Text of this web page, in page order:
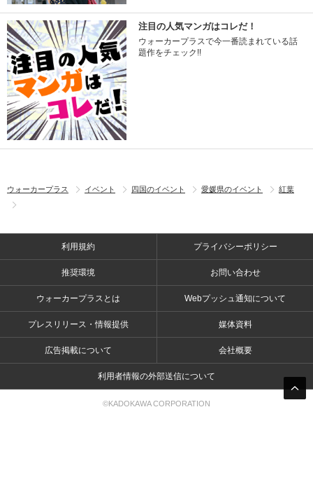
注目の人気マンガはコレだ！
ウォーカープラスで今一番読まれている話
題作をチェック!!
ウォーカープラス イベント 四国のイベント 愛媛県のイベント 紅葉
利用規約 プライバシーポリシー
推奨環境 お問い合わせ
ウォーカープラスとは Webプッシュ通知について
プレスリリース・情報提供 媒体資料
広告掲載について 会社概要
利用者情報の外部送信について
©KADOKAWA CORPORATION